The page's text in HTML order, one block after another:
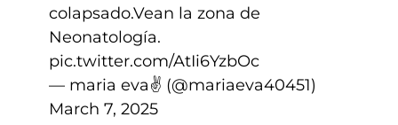
colapsado.Vean la zona de
Neonatología.
pic.twitter.com/AtIi6YzbOc
— maria eva✌ (@mariaeva40451)
March 7, 2025